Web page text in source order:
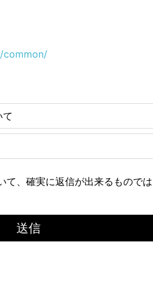
common/
て、確実に返信が出来るもので
送信